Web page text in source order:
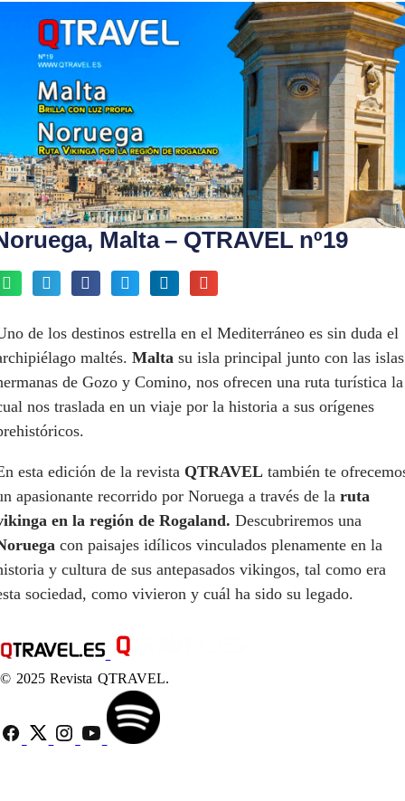
Malta – QTRAVEL nº19
de los destinos estrella en el Mediterráneo es sin duda el
maltés. Malta su isla principal junto con las islas
de Gozo y Comino, nos ofrecen una ruta turística la
nos traslada en un viaje por la historia a sus orígenes
esta edición de la revista QTRAVEL también te
apasionante recorrido por Noruega a través de la ruta
en la región de Rogaland. Descubriremos una
con paisajes idílicos vinculados plenamente en la
y cultura de sus antepasados vikingos, tal como era
sociedad, como vivieron y cuál ha sido su legado.
© 2025 Revista QTRAVEL.